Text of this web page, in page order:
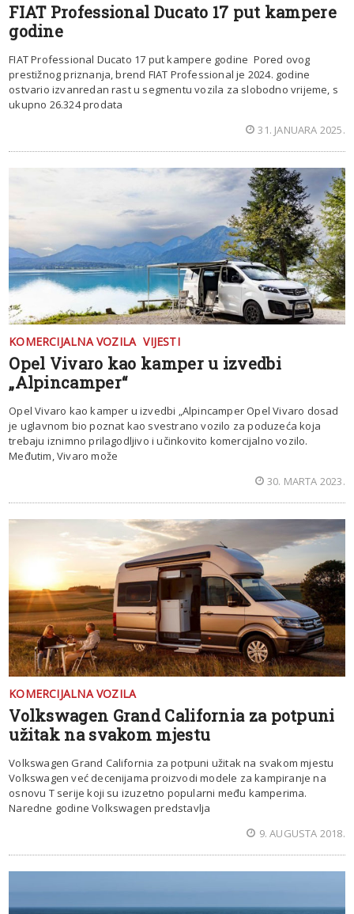
FIAT Professional Ducato 17 put kampere
godine
FIAT Professional Ducato 17 put kampere godine Pored ovog
prestižnog priznanja, brend FIAT Professional je 2024. godine
ostvario izvanredan rast u segmentu vozila za slobodno vrijeme, s
ukupno 26.324 prodata
31. JANUARA 2025.
KOMERCIJALNA VOZILA VIJESTI
Opel Vivaro kao kamper u izvedbi
„Alpincamper“
Opel Vivaro kao kamper u izvedbi „Alpincamper Opel Vivaro dosad
je uglavnom bio poznat kao svestrano vozilo za poduzeća koja
trebaju iznimno prilagodljivo i učinkovito komercijalno vozilo.
Međutim, Vivaro može
30. MARTA 2023.
KOMERCIJALNA VOZILA
Volkswagen Grand California za potpuni
užitak na svakom mjestu
Volkswagen Grand California za potpuni užitak na svakom mjestu
Volkswagen već decenijama proizvodi modele za kampiranje na
osnovu T serije koji su izuzetno popularni među kamperima.
Naredne godine Volkswagen predstavlja
9. AUGUSTA 2018.